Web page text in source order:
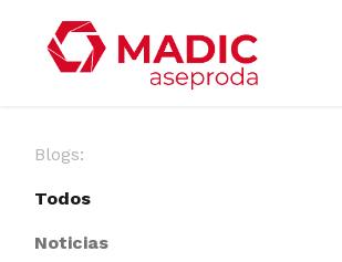
Blogs:
Todos
Noticias